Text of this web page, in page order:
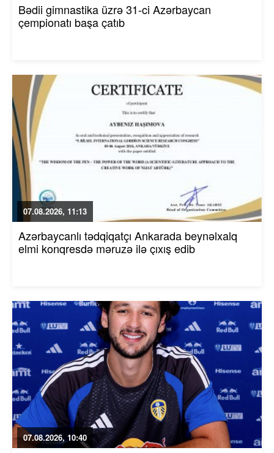
Bədii gimnastika üzrə 31-ci Azərbaycan
çempionatı başa çatıb
07.08.2026, 11:13
Azərbaycanlı tədqiqatçı Ankarada beynəlxalq
elmi konqresdə məruzə ilə çıxış edib
07.08.2026, 10:40